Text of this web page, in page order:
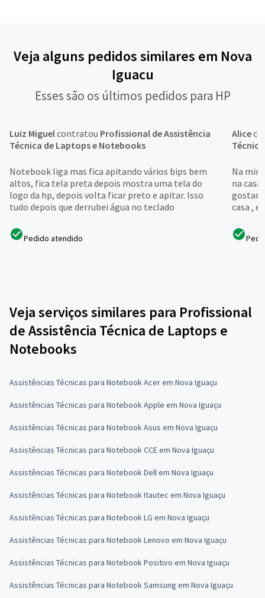
Veja alguns pedidos similares em Nova
Iguacu
Esses são os últimos pedidos para HP
Luiz Miguelcontratou Profissional de Assistência
Técnica de Laptops e Notebooks
Notebook liga mas fica apitando vários bips bem
altos, fica tela preta depois mostra uma tela do
logo da hp, depois volta ficar preto e apitar. Isso
tudo depois que derrubei água no teclado
Pedido atendido
Alice
Na
na
casa , é
Veja serviços similares para Profissional
de Assistência Técnica de Laptops e
Notebooks
Assistências Técnicas para Notebook Acer em Nova Iguaçu
Assistências Técnicas para Notebook Apple em Nova Iguaçu
Assistências Técnicas para Notebook Asus em Nova Iguaçu
Assistências Técnicas para Notebook CCE em Nova Iguaçu
Assistências Técnicas para Notebook Dell em Nova Iguaçu
Assistências Técnicas para Notebook Itautec em Nova Iguaçu
Assistências Técnicas para Notebook LG em Nova Iguaçu
Assistências Técnicas para Notebook Lenovo em Nova Iguaçu
Assistências Técnicas para Notebook Positivo em Nova Iguaçu
Assistências Técnicas para Notebook Samsung em Nova Iguaçu